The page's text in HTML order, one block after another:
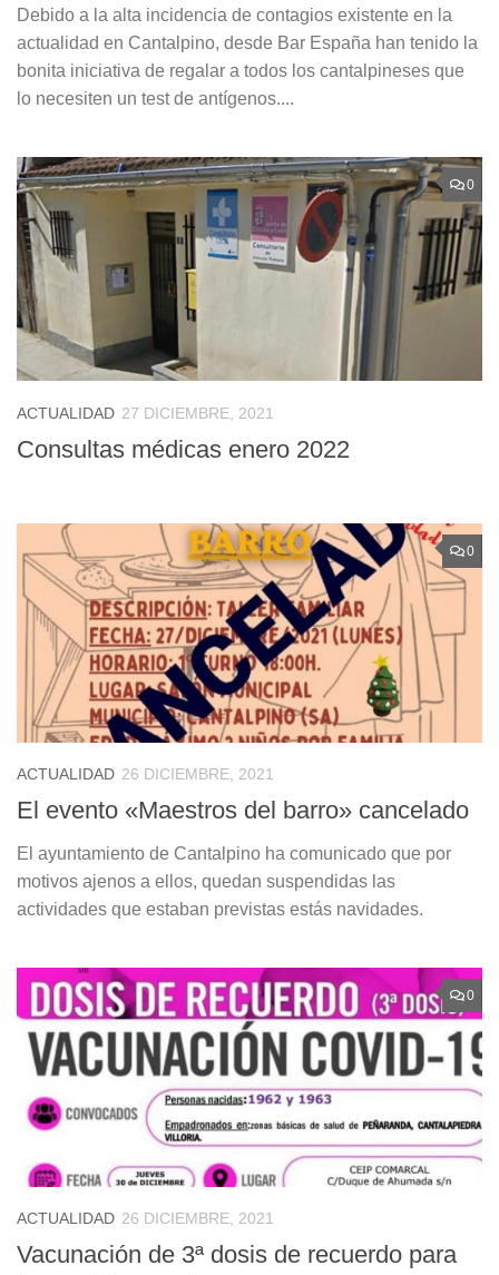
Debido a la alta incidencia de contagios existente en la
actualidad en Cantalpino, desde Bar España han tenido la
bonita iniciativa de regalar a todos los cantalpineses que
lo necesiten un test de antígenos....
0
ACTUALIDAD 27 DICIEMBRE, 2021
Consultas médicas enero 2022
0
ACTUALIDAD 26 DICIEMBRE, 2021
El evento «Maestros del barro» cancelado
El ayuntamiento de Cantalpino ha comunicado que por
motivos ajenos a ellos, quedan suspendidas las
actividades que estaban previstas estás navidades.
0
ACTUALIDAD 26 DICIEMBRE, 2021
Vacunación de 3ª dosis de recuerdo para